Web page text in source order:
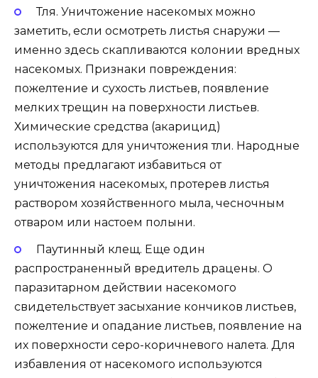
Тля. Уничтожение насекомых можно
заметить, если осмотреть листья снаружи —
именно здесь скапливаются колонии вредных
насекомых. Признаки повреждения:
пожелтение и сухость листьев, появление
мелких трещин на поверхности листьев.
Химические средства (акарицид)
используются для уничтожения тли. Народные
методы предлагают избавиться от
уничтожения насекомых, протерев листья
раствором хозяйственного мыла, чесночным
отваром или настоем полыни.
Паутинный клещ. Еще один
распространенный вредитель драцены. О
паразитарном действии насекомого
свидетельствует засыхание кончиков листьев,
пожелтение и опадание листьев, появление на
их поверхности серо-коричневого налета. Для
избавления от насекомого используются